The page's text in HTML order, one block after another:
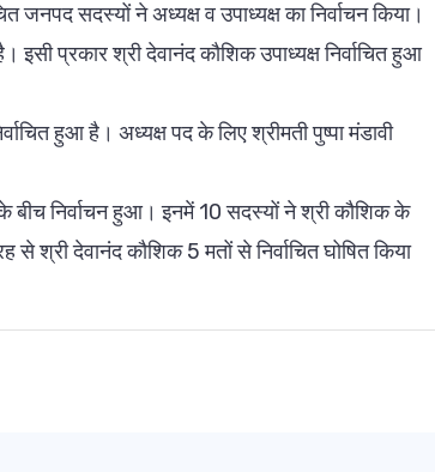
जनपद सदस्यों ने अध्यक्ष व उपाध्यक्ष का निर्वाचन किया।
इसी प्रकार श्री देवानंद कौशिक उपाध्यक्ष निर्वाचित हुआ
हुआ है। अध्यक्ष पद के लिए श्रीमती पुष्पा मंडावी
के बीच निर्वाचन हुआ। इनमें 10 सदस्यों ने श्री कौशिक के
श्री देवानंद कौशिक 5 मतों से निर्वाचित घोषित किया